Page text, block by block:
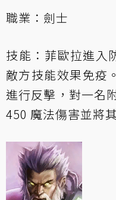
職業：劍士
技能：菲歐拉進入
敵方技能效果免疫
進行反擊，對一名
450 魔法傷害並將